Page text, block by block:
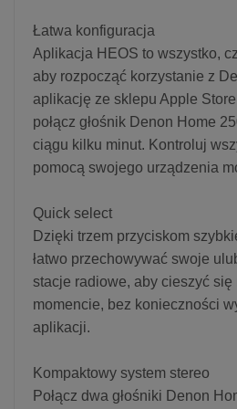
Łatwa konfiguracja
Aplikacja HEOS to wszystko,
aby rozpocząć korzystanie z
aplikację ze sklepu Apple
połącz głośnik Denon Home
ciągu kilku minut. Kontroluj
pomocą swojego urządzenia
Quick select
Dzięki trzem przyciskom
łatwo przechowywać swoje
stacje radiowe, aby cieszyć
momencie, bez konieczności
aplikacji.
Kompaktowy system stereo
Połącz dwa głośniki Denon